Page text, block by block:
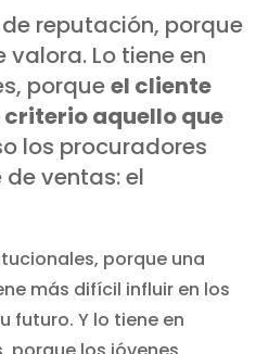
reputación, porque
valora. Lo tiene en
porqueel cliente
criterio aquello que
los procuradores
ventas: el
porque una
más difícil influir en los
futuro. Y lo tiene en